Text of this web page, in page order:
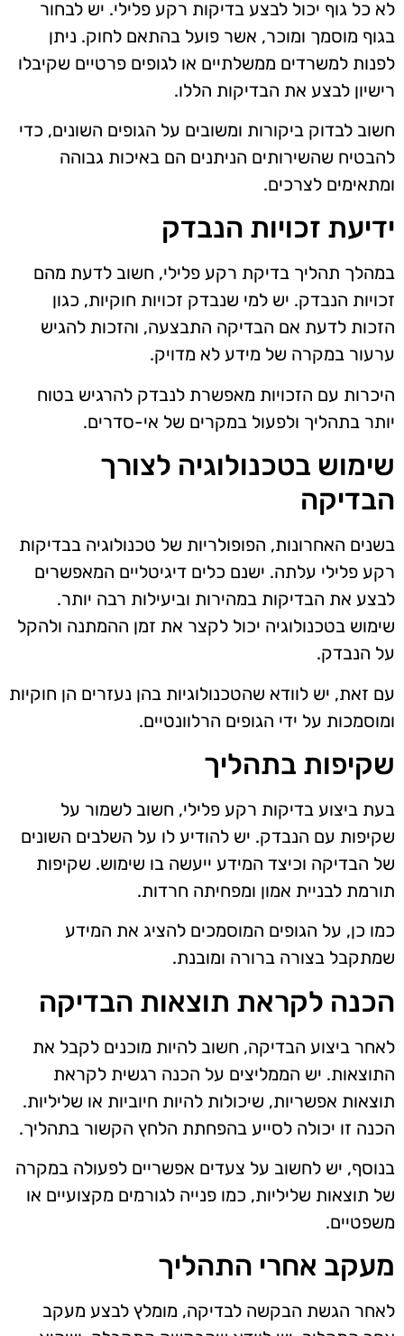
לא כל גוף יכול לבצע בדיקות רקע פלילי. יש לבחור
בגוף מוסמך ומוכר, אשר פועל בהתאם לחוק. ניתן
לפנות למשרדים ממשלתיים או לגופים פרטיים שקיבלו
רישיון לבצע את הבדיקות הללו.
חשוב לבדוק ביקורות ומשובים על הגופים השונים, כדי
להבטיח שהשירותים הניתנים הם באיכות גבוהה
ומתאימים לצרכים.
ידיעת זכויות הנבדק
במהלך תהליך בדיקת רקע פלילי, חשוב לדעת מהם
זכויות הנבדק. יש למי שנבדק זכויות חוקיות, כגון
הזכות לדעת אם הבדיקה התבצעה, והזכות להגיש
ערעור במקרה של מידע לא מדויק.
היכרות עם הזכויות מאפשרת לנבדק להרגיש בטוח
יותר בתהליך ולפעול במקרים של אי-סדרים.
שימוש בטכנולוגיה לצורך
הבדיקה
בשנים האחרונות, הפופולריות של טכנולוגיה בבדיקות
רקע פלילי עלתה. ישנם כלים דיגיטליים המאפשרים
לבצע את הבדיקות במהירות וביעילות רבה יותר.
שימוש בטכנולוגיה יכול לקצר את זמן ההמתנה ולהקל
על הנבדק.
עם זאת, יש לוודא שהטכנולוגיות בהן נעזרים הן חוקיות
ומוסמכות על ידי הגופים הרלוונטיים.
שקיפות בתהליך
בעת ביצוע בדיקות רקע פלילי, חשוב לשמור על
שקיפות עם הנבדק. יש להודיע לו על השלבים השונים
של הבדיקה וכיצד המידע ייעשה בו שימוש. שקיפות
תורמת לבניית אמון ומפחיתה חרדות.
כמו כן, על הגופים המוסמכים להציג את המידע
שמתקבל בצורה ברורה ומובנת.
הכנה לקראת תוצאות הבדיקה
לאחר ביצוע הבדיקה, חשוב להיות מוכנים לקבל את
התוצאות. יש הממליצים על הכנה רגשית לקראת
תוצאות אפשריות, שיכולות להיות חיוביות או שליליות.
הכנה זו יכולה לסייע בהפחתת הלחץ הקשור בתהליך.
בנוסף, יש לחשוב על צעדים אפשריים לפעולה במקרה
של תוצאות שליליות, כמו פנייה לגורמים מקצועיים או
משפטיים.
מעקב אחרי התהליך
לאחר הגשת הבקשה לבדיקה, מומלץ לבצע מעקב